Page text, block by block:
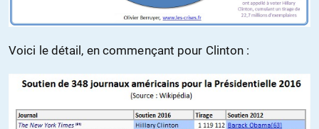
Voici le détail, en commençant pour Clinton :